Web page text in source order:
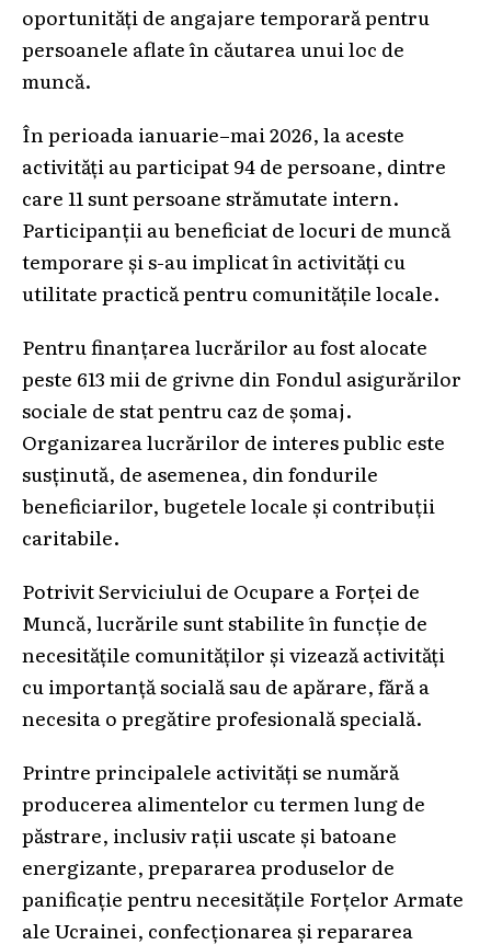
oportunități de angajare temporară pentru
persoanele aflate în căutarea unui loc de
muncă.
În perioada ianuarie–mai 2026, la aceste
activități au participat 94 de persoane, dintre
care 11 sunt persoane strămutate intern.
Participanții au beneficiat de locuri de muncă
temporare și s-au implicat în activități cu
utilitate practică pentru comunitățile locale.
Pentru finanțarea lucrărilor au fost alocate
peste 613 mii de grivne din Fondul asigurărilor
sociale de stat pentru caz de șomaj.
Organizarea lucrărilor de interes public este
susținută, de asemenea, din fondurile
beneficiarilor, bugetele locale și contribuții
caritabile.
Potrivit Serviciului de Ocupare a Forței de
Muncă, lucrările sunt stabilite în funcție de
necesitățile comunităților și vizează activități
cu importanță socială sau de apărare, fără a
necesita o pregătire profesională specială.
Printre principalele activități se numără
producerea alimentelor cu termen lung de
păstrare, inclusiv rații uscate și batoane
energizante, prepararea produselor de
panificație pentru necesitățile Forțelor Armate
ale Ucrainei, confecționarea și repararea